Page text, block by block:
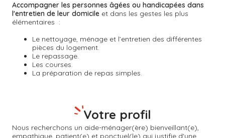
Accompagner les personnes âgées ou handicapées dans
l'entretien de leur domicile et dans les gestes les plus
élémentaires :
Le nettoyage, ménage et l’entretien des différentes
pièces du logement.
Le repassage.
Les courses.
La préparation de repas simples.
Nous recherchons un aide-ménager(ère) bienveillant(e),
empathique, patient(e) et ponctuel(le) qui justifie d'une
Votre profil